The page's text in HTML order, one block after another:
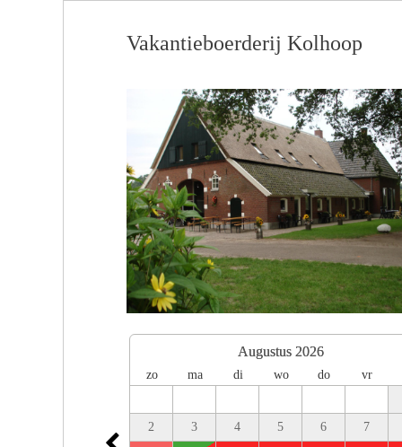
Vakantieboerderij Kolhoop
Augustus 2026
zo ma di wo do vr
2 3 4 5 6 7